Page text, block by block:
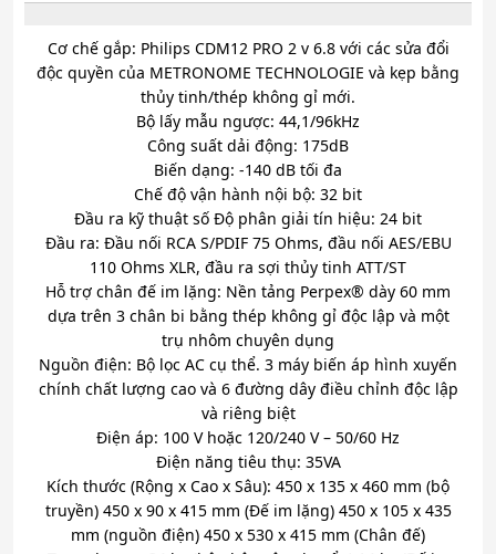
Cơ chế gắp: Philips CDM12 PRO 2 v 6.8 với các sửa đổi
độc quyền của METRONOME TECHNOLOGIE và kẹp bằng
thủy tinh/thép không gỉ mới.
Bộ lấy mẫu ngược: 44,1/96kHz
Công suất dải động: 175dB
Biến dạng: -140 dB tối đa
Chế độ vận hành nội bộ: 32 bit
Đầu ra kỹ thuật số Độ phân giải tín hiệu: 24 bit
Đầu ra: Đầu nối RCA S/PDIF 75 Ohms, đầu nối AES/EBU
110 Ohms XLR, đầu ra sợi thủy tinh ATT/ST
Hỗ trợ chân đế im lặng: Nền tảng Perpex® dày 60 mm
dựa trên 3 chân bi bằng thép không gỉ độc lập và một
trụ nhôm chuyên dụng
Nguồn điện: Bộ lọc AC cụ thể. 3 máy biến áp hình xuyến
chính chất lượng cao và 6 đường dây điều chỉnh độc lập
và riêng biệt
Điện áp: 100 V hoặc 120/240 V – 50/60 Hz
Điện năng tiêu thụ: 35VA
Kích thước (Rộng x Cao x Sâu): 450 x 135 x 460 mm (bộ
truyền) 450 x 90 x 415 mm (Đế im lặng) 450 x 105 x 435
mm (nguồn điện) 450 x 530 x 415 mm (Chân đế)